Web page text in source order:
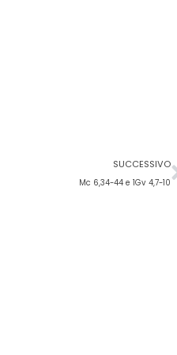
SUCCESSIVO
Mc 6,34-44 e 1Gv 4,7-10